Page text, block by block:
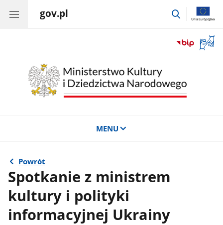
gov.pl
przejdź
okno
MENU
Powrót
Spotkanie z ministrem
kultury i polityki
informacyjnej Ukrainy